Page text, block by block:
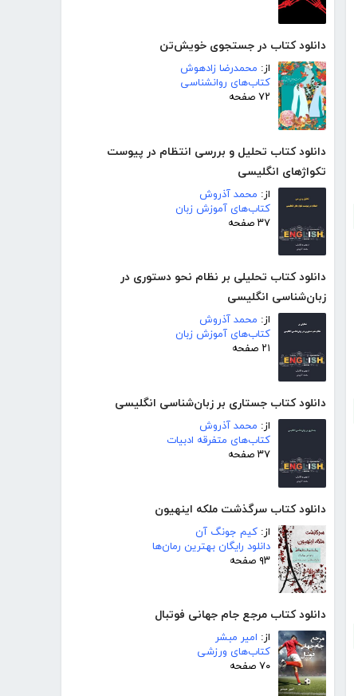
دانلود کتاب در جستجوی خویش‌تن
از: محمدرضا زادهوش
کتاب‌های روانشناسی
۷۲ صفحه
دانلود کتاب تحلیل و بررسی انتظام در پیوست
تکواژهای انگلیسی
از: محمد آذروش
کتاب‌های آموزش زبان
۳۷ صفحه
دانلود کتاب تحلیلی بر نظام نحو دستوری در
زبان‌شناسی انگلیسی
از: محمد آذروش
کتاب‌های آموزش زبان
۲۱ صفحه
دانلود کتاب جستاری بر زبان‌شناسی انگلیسی
از: محمد آذروش
کتاب‌های متفرقه ادبیات
۳۷ صفحه
دانلود کتاب سرگذشت ملکه اینهیون
از: کیم جونگ آن
دانلود رایگان بهترین رمان‌ها
۹۳ صفحه
دانلود کتاب مرجع جام جهانی فوتبال
از: امیر مبشر
کتاب‌های ورزشی
۷۰ صفحه